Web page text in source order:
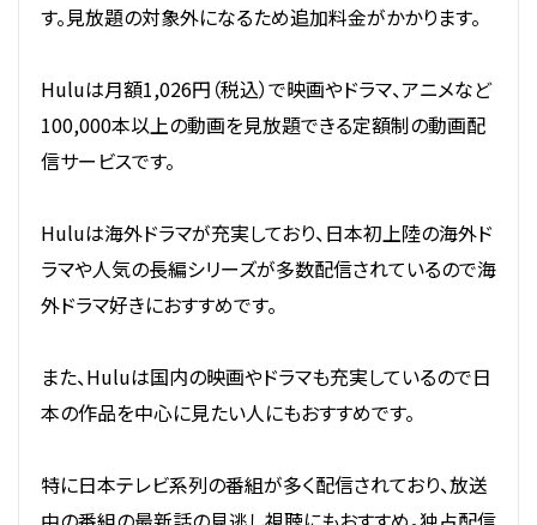
す。見放題の対象外になるため追加料金がかかります。
Huluは月額1,026円（税込）で映画やドラマ、アニメなど
100,000本以上の動画を見放題できる定額制の動画配
信サービスです。
Huluは海外ドラマが充実しており、日本初上陸の海外ド
ラマや人気の長編シリーズが多数配信されているので海
外ドラマ好きにおすすめです。
また、Huluは国内の映画やドラマも充実しているので日
本の作品を中心に見たい人にもおすすめです。
特に日本テレビ系列の番組が多く配信されており、放送